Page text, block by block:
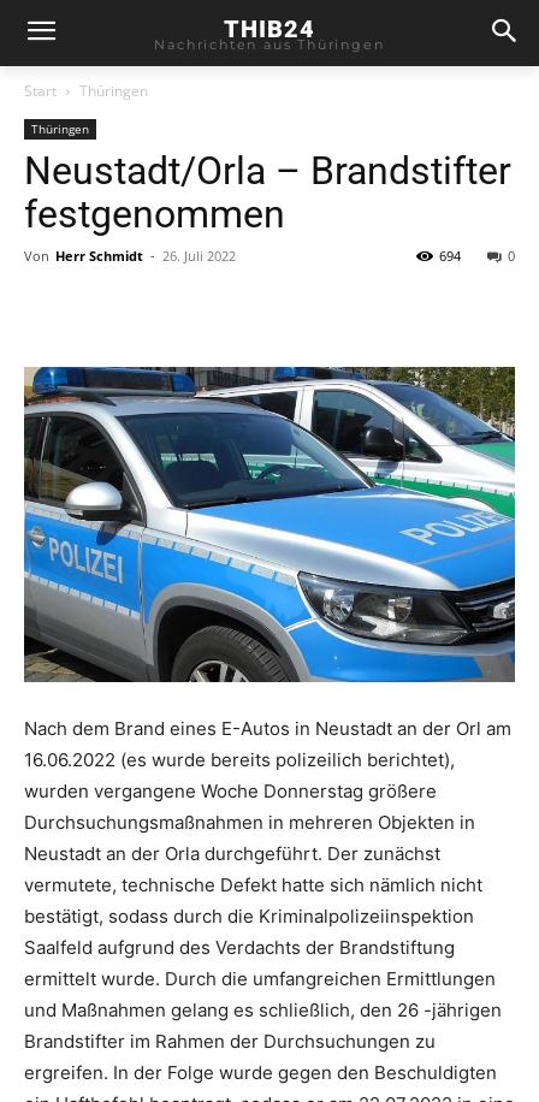
THIB24
Nachrichten aus Thüringen
Start Thüringen
Thüringen
Neustadt/Orla – Brandstifter
festgenommen
Von Herr Schmidt - 26. Juli 2022 0
694
Nach dem Brand eines E-Autos in Neustadt an der Orl am
16.06.2022 (es wurde bereits polizeilich berichtet),
wurden vergangene Woche Donnerstag größere
Durchsuchungsmaßnahmen in mehreren Objekten in
Neustadt an der Orla durchgeführt. Der zunächst
vermutete, technische Defekt hatte sich nämlich nicht
bestätigt, sodass durch die Kriminalpolizeiinspektion
Saalfeld aufgrund des Verdachts der Brandstiftung
ermittelt wurde. Durch die umfangreichen Ermittlungen
und Maßnahmen gelang es schließlich, den 26 -jährigen
Brandstifter im Rahmen der Durchsuchungen zu
ergreifen. In der Folge wurde gegen den Beschuldigten